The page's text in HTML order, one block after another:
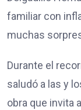
familiar con
muchas
Durante el
saludó a las y
obra que invita